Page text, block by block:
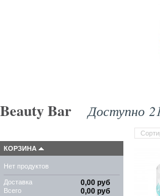
Beauty Bar Доступно
КОРЗИНА
Нет продуктов
Доставка 0,00 руб
Всего 0,00 руб